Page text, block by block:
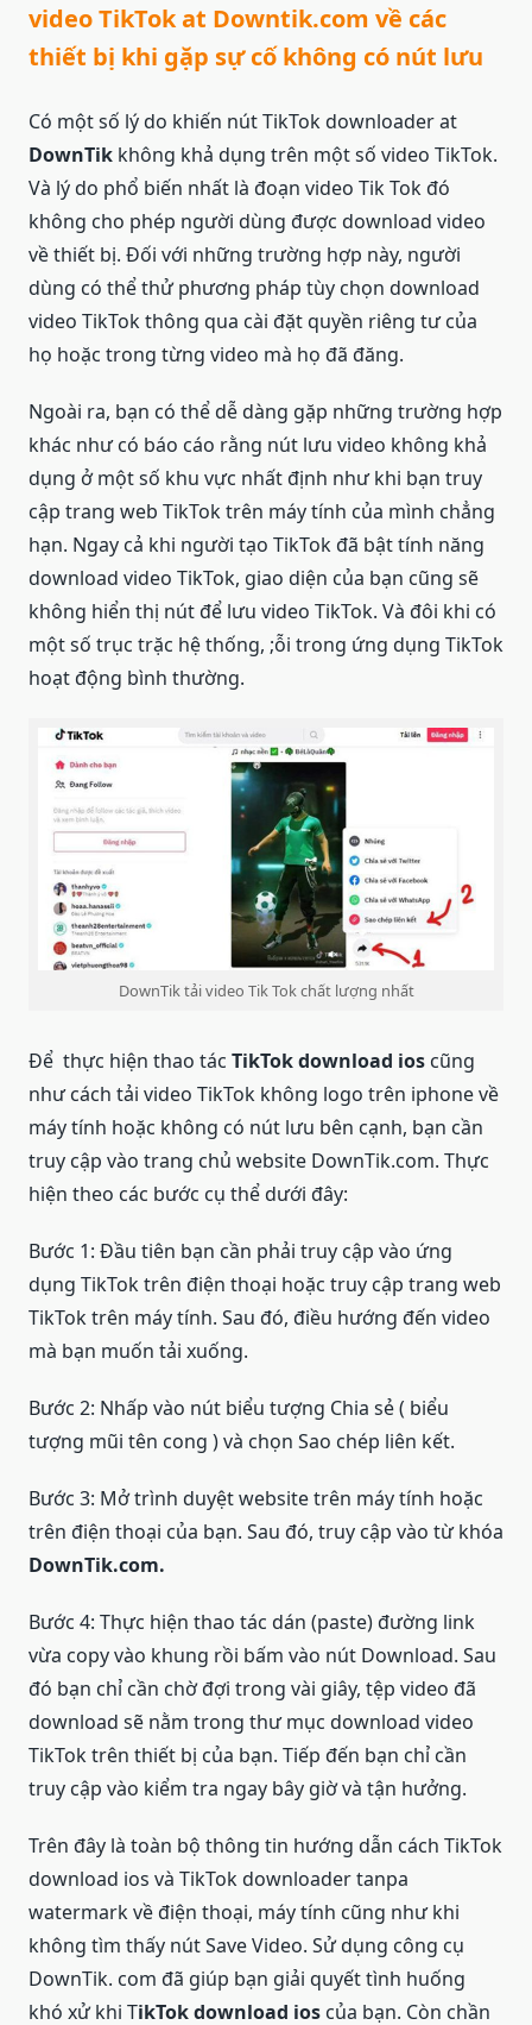
video TikTok at Downtik.com về các
thiết bị khi gặp sự cố không có nút lưu
Có một số lý do khiến nút TikTok downloader at
DownTik không khả dụng trên một số video TikTok.
Và lý do phổ biến nhất là đoạn video Tik Tok đó
không cho phép người dùng được download video
về thiết bị. Đối với những trường hợp này, người
dùng có thể thử phương pháp tùy chọn download
video TikTok thông qua cài đặt quyền riêng tư của
họ hoặc trong từng video mà họ đã đăng.
Ngoài ra, bạn có thể dễ dàng gặp những trường hợp
khác như có báo cáo rằng nút lưu video không khả
dụng ở một số khu vực nhất định như khi bạn truy
cập trang web TikTok trên máy tính của mình chẳng
hạn. Ngay cả khi người tạo TikTok đã bật tính năng
download video TikTok, giao diện của bạn cũng sẽ
không hiển thị nút để lưu video TikTok. Và đôi khi có
một số trục trặc hệ thống, ;ỗi trong ứng dụng TikTok
hoạt động bình thường.
DownTik tải video Tik Tok chất lượng nhất
Để thực hiện thao tác TikTok download ios cũng
như cách tải video TikTok không logo trên iphone về
máy tính hoặc không có nút lưu bên cạnh, bạn cần
truy cập vào trang chủ website DownTik.com. Thực
hiện theo các bước cụ thể dưới đây:
Bước 1: Đầu tiên bạn cần phải truy cập vào ứng
dụng TikTok trên điện thoại hoặc truy cập trang web
TikTok trên máy tính. Sau đó, điều hướng đến video
mà bạn muốn tải xuống.
Bước 2: Nhấp vào nút biểu tượng Chia sẻ ( biểu
tượng mũi tên cong ) và chọn Sao chép liên kết.
Bước 3: Mở trình duyệt website trên máy tính hoặc
trên điện thoại của bạn. Sau đó, truy cập vào từ khóa
DownTik.com.
Bước 4: Thực hiện thao tác dán (paste) đường link
vừa copy vào khung rồi bấm vào nút Download. Sau
đó bạn chỉ cần chờ đợi trong vài giây, tệp video đã
download sẽ nằm trong thư mục download video
TikTok trên thiết bị của bạn. Tiếp đến bạn chỉ cần
truy cập vào kiểm tra ngay bây giờ và tận hưởng.
Trên đây là toàn bộ thông tin hướng dẫn cách TikTok
download ios và TikTok downloader tanpa
watermark về điện thoại, máy tính cũng như khi
không tìm thấy nút Save Video. Sử dụng công cụ
DownTik. com đã giúp bạn giải quyết tình huống
khó xử khi TikTok download ios của bạn. Còn chần